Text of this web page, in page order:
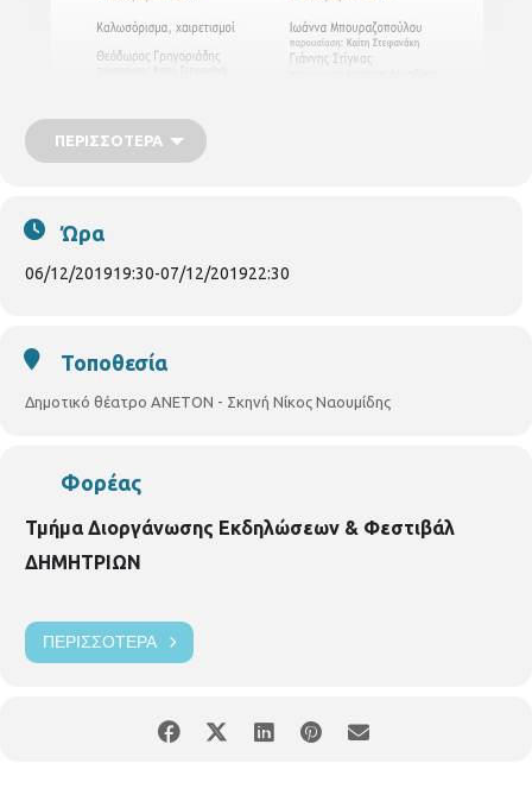
ΠΕΡΙΣΣΌΤΕΡΑ
Ώρα
06/12/201919:30-07/12/201922:30
Τοποθεσία
Δημοτικό θέατρο ΑΝΕΤΟΝ - Σκηνή Νίκος Ναουμίδης
Φορέας
Τμήμα Διοργάνωσης Εκδηλώσεων & Φεστιβάλ
ΔΗΜΗΤΡΙΩΝ
ΠΕΡΙΣΣΌΤΕΡΑ